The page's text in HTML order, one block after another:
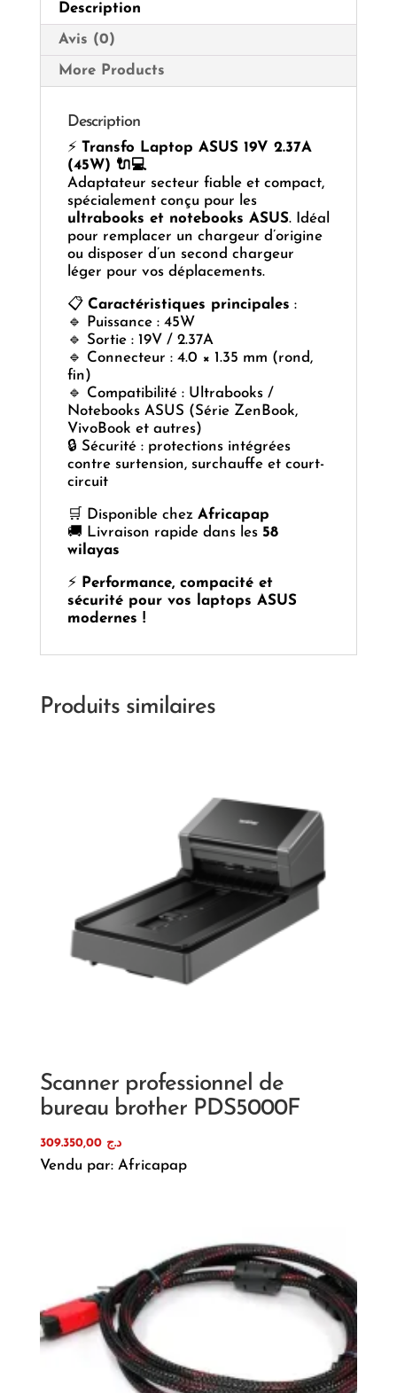
Description
Avis (0)
More Products
Description
⚡ Transfo Laptop ASUS 19V 2.37A
(45W) 🔌💻
Adaptateur secteur fiable et compact,
spécialement conçu pour les
ultrabooks et notebooks ASUS. Idéal
pour remplacer un chargeur d’origine
ou disposer d’un second chargeur
léger pour vos déplacements.
📋 Caractéristiques principales :
🔹 Puissance : 45W
🔹 Sortie : 19V / 2.37A
🔹 Connecteur : 4.0 × 1.35 mm (rond,
fin)
🔹 Compatibilité : Ultrabooks /
Notebooks ASUS (Série ZenBook,
VivoBook et autres)
🔒 Sécurité : protections intégrées
contre surtension, surchauffe et court-
circuit
🛒 Disponible chez Africapap
🚚 Livraison rapide dans les 58
wilayas
⚡
Performance, compacité et
sécurité pour vos laptops ASUS
modernes !
Produits similaires
Scanner professionnel de
bureau brother PDS5000F
د.ج 309.350,00
Vendu par: Africapap